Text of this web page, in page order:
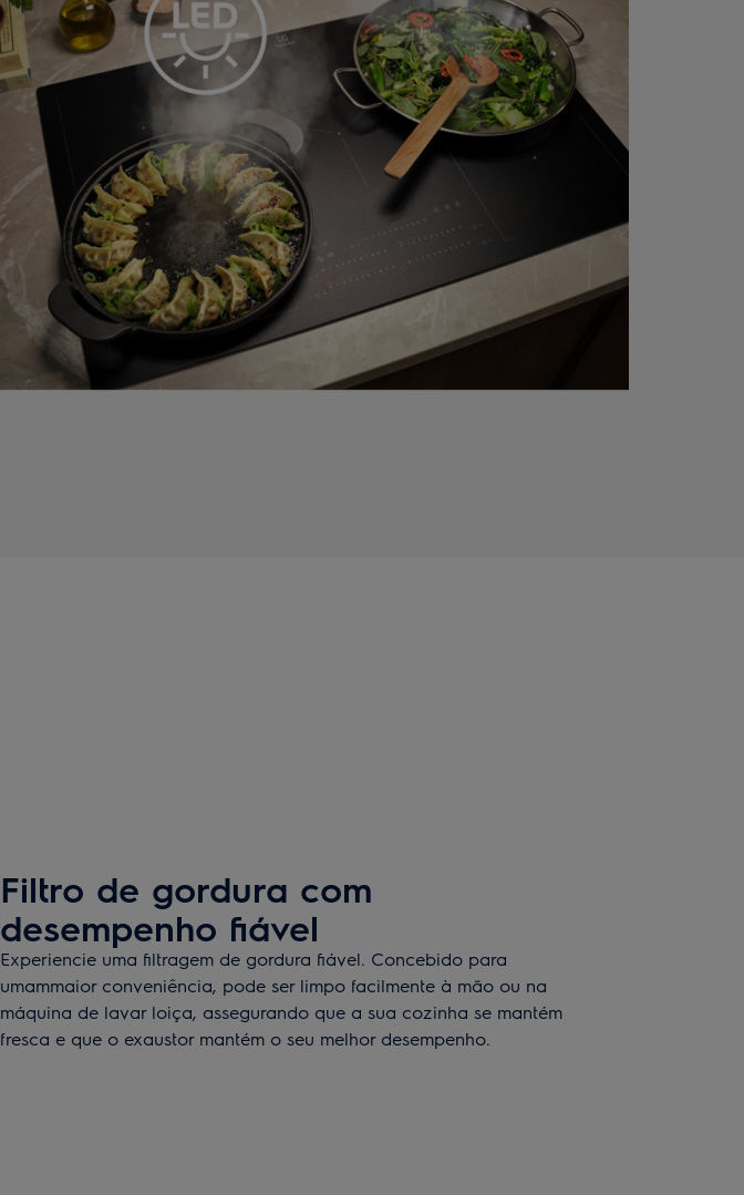
Filtro de gordura com
desempenho fiável
Experiencie uma filtragem de gordura fiável. Concebido para
umammaior conveniência, pode ser limpo facilmente à mão ou na
máquina de lavar loiça, assegurando que a sua cozinha se mantém
fresca e que o exaustor mantém o seu melhor desempenho.